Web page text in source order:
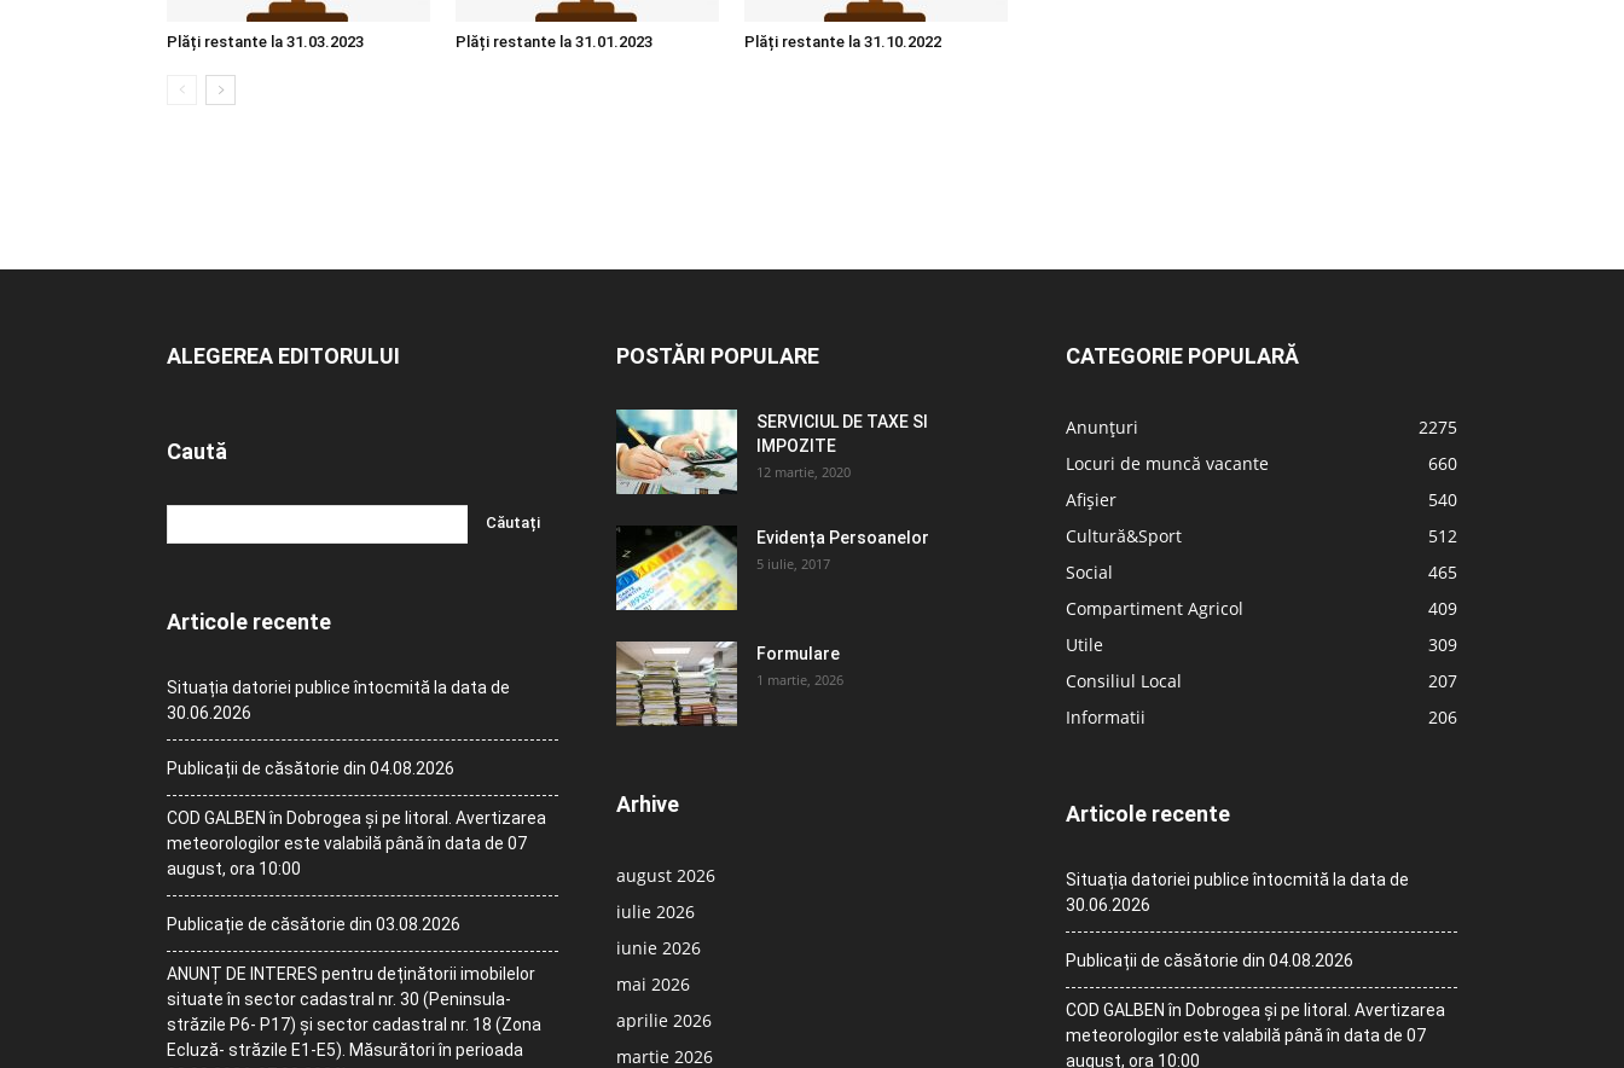
Plăți restante la 31.03.2023 Plăți restante la 31.01.2023 Plăți restante la 31.10.2022
ALEGEREA EDITORULUI
Caută
Articole recente
Situația datoriei publice întocmită la data de
30.06.2026
Publicații de căsătorie din 04.08.2026
COD GALBEN în Dobrogea și pe litoral. Avertizarea
meteorologilor este valabilă până în data de 07
august, ora 10:00
Publicație de căsătorie din 03.08.2026
ANUNȚ DE INTERES pentru deținătorii imobilelor
situate în sector cadastral nr. 30 (Peninsula-
străzile P6- P17) și sector cadastral nr. 18 (Zona
Ecluză- străzile E1-E5). Măsurători în perioada
POSTĂRI POPULARE
SERVICIUL DE TAXE SI
IMPOZITE
12 martie, 2020
Evidența Persoanelor
5 iulie, 2017
Formulare
1 martie, 2026
Arhive
august 2026
iulie 2026
iunie 2026
mai 2026
aprilie 2026
martie 2026
CATEGORIE POPULARĂ
Anunțuri
2275
Locuri de muncă vacante
660
Afișier
540
Cultură&Sport
512
Social
465
Compartiment Agricol
409
Utile
309
Consiliul Local
207
Informatii
206
Articole recente
Situația datoriei publice întocmită la data de
30.06.2026
Publicații de căsătorie din 04.08.2026
COD GALBEN în Dobrogea și pe litoral. Avertizarea
meteorologilor este valabilă până în data de 07
august, ora 10:00